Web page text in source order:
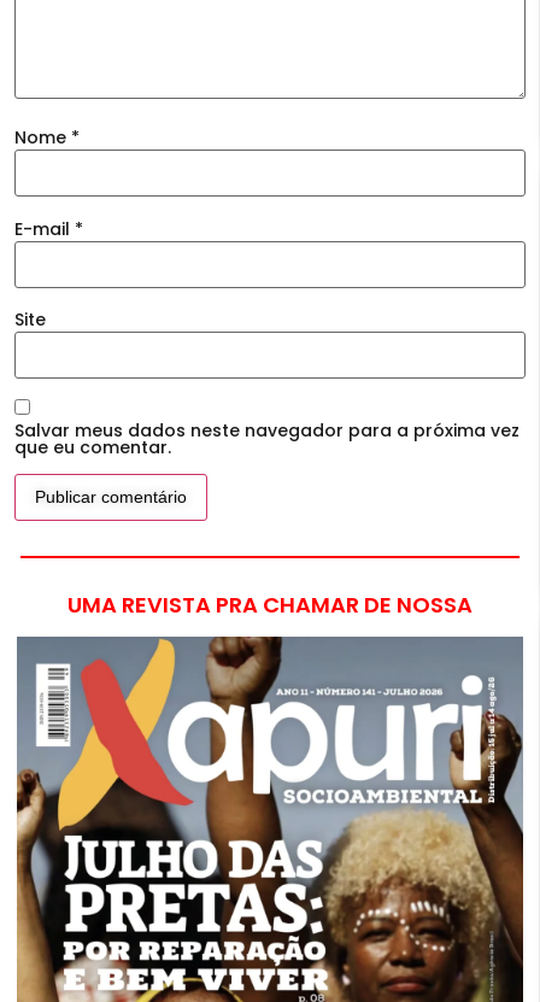
Nome *
E-mail *
Site
Salvar meus dados neste navegador para a próxima vez
que eu comentar.
UMA REVISTA PRA CHAMAR DE NOSSA